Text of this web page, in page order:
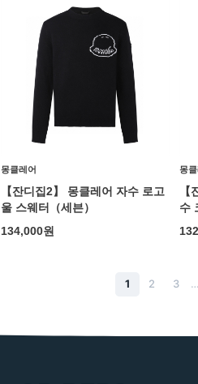
몽클레어
【잔디집2】 몽클레어 자수 로고
울 스웨터（세븐）
134,000원
몽
수
1 2 3 …